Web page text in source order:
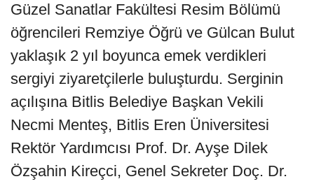
Güzel Sanatlar Fakültesi Resim Bölümü
öğrencileri Remziye Öğrü ve Gülcan Bulut
yaklaşık 2 yıl boyunca emek verdikleri
sergiyi ziyaretçilerle buluşturdu. Serginin
açılışına Bitlis Belediye Başkan Vekili
Necmi Menteş, Bitlis Eren Üniversitesi
Rektör Yardımcısı Prof. Dr. Ayşe Dilek
Özşahin Kireçci, Genel Sekreter Doç. Dr.